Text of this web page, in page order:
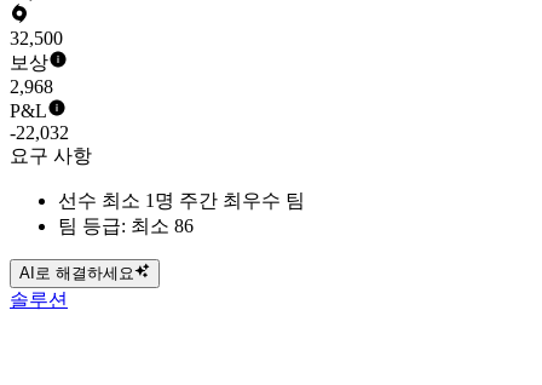
32,500
보상
2,968
P&L
-22,032
요구 사항
선수 최소 1명 주간 최우수 팀
팀 등급: 최소 86
AI로 해결하세요
솔루션